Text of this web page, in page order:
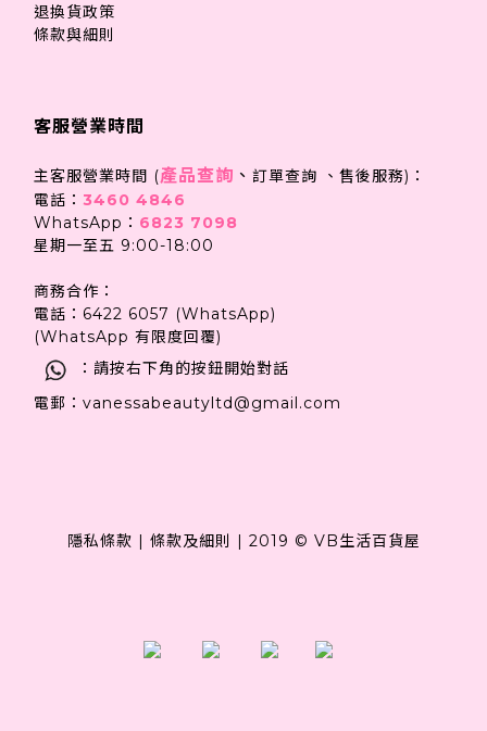
退換貨政策
條款與細則
客服營業時間
主客服營業時間 (產品查詢 、 訂單查詢 、售後服務)：
電話： 3460 4846
WhatsApp： 6823 7098
星期一至五 9:00-18:00
商務合作：
電話：6422 6057 (WhatsApp)
(WhatsApp 有限度回覆)
：請按右下角的按鈕開始對話
電郵：vanessabeautyltd@gmail.com
隱私條款 | 條款及細則 | 2019 © VB生活百貨屋